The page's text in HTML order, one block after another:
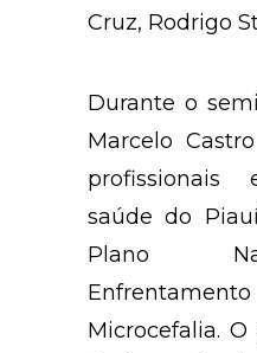
Cruz, Rodrigo
Durante o
Marcelo
saúde do
Plano
Microcefalia.